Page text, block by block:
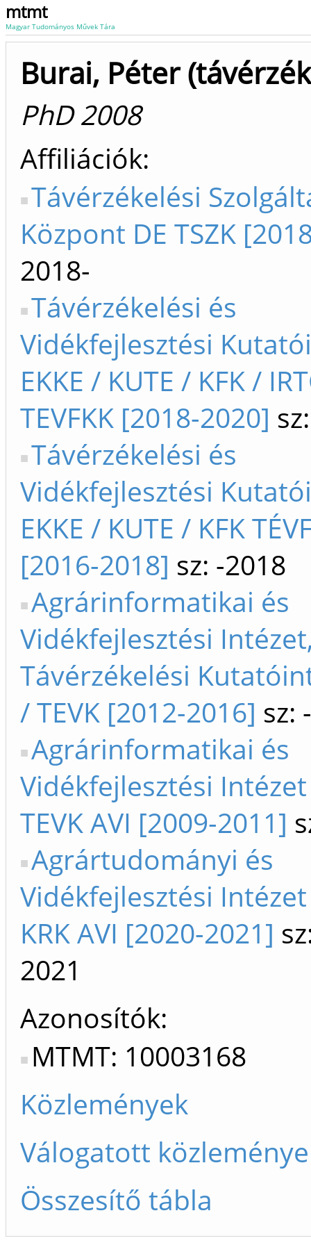
mtmt
Magyar Tudományos Művek Tára
Burai, Péter
PhD 2008
Affiliációk
Távérzékelési
Központ DE TSZK
2018-
Távérzékelési és
Vidékfejlesztési
EKKE / KUTE / KFK /
TEVFKK [2018-2020]
Távérzékelési és
Vidékfejlesztési
EKKE / KUTE / KFK
[2016-2018] sz: -2018
Agrárinformatikai és
Vidékfejlesztési
Távérzékelési
/ TEVK [2012-2016] sz:
Agrárinformatikai és
Vidékfejlesztési Intézet
TEVK AVI [2009-2011]
Agrártudományi és
Vidékfejlesztési Intézet
KRK AVI [2020-2021]
2021
Azonosítók
MTMT: 10003168
Közlemények
Válogatott
Összesítő tábla